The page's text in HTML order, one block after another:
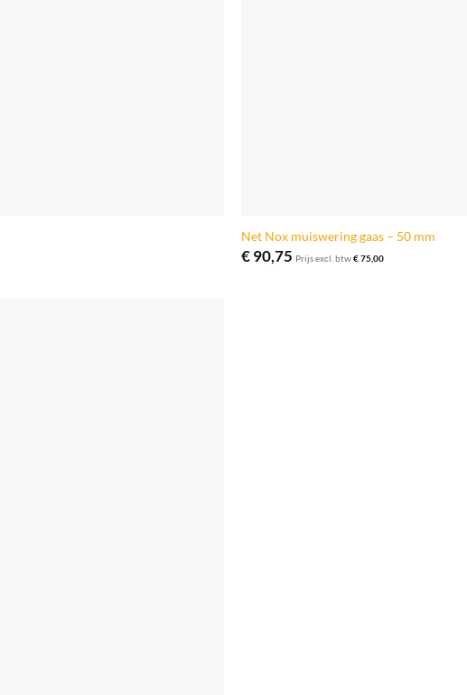
Net Nox muiswering gaas – 50 mm
€90,75 Prijs excl. btw€75,00